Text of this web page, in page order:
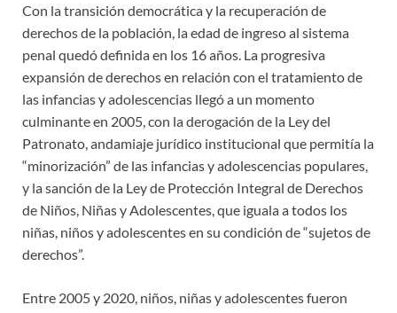
Con la transición democrática y la recuperación de
derechos de la población, la edad de ingreso al sistema
penal quedó definida en los 16 años. La progresiva
expansión de derechos en relación con el tratamiento de
las infancias y adolescencias llegó a un momento
culminante en 2005, con la derogación de la Ley del
Patronato, andamiaje jurídico institucional que permitía la
“minorización” de las infancias y adolescencias populares,
y la sanción de la Ley de Protección Integral de Derechos
de Niños, Niñas y Adolescentes, que iguala a todos los
niñas, niños y adolescentes en su condición de “sujetos de
derechos”.
Entre 2005 y 2020, niños, niñas y adolescentes fueron